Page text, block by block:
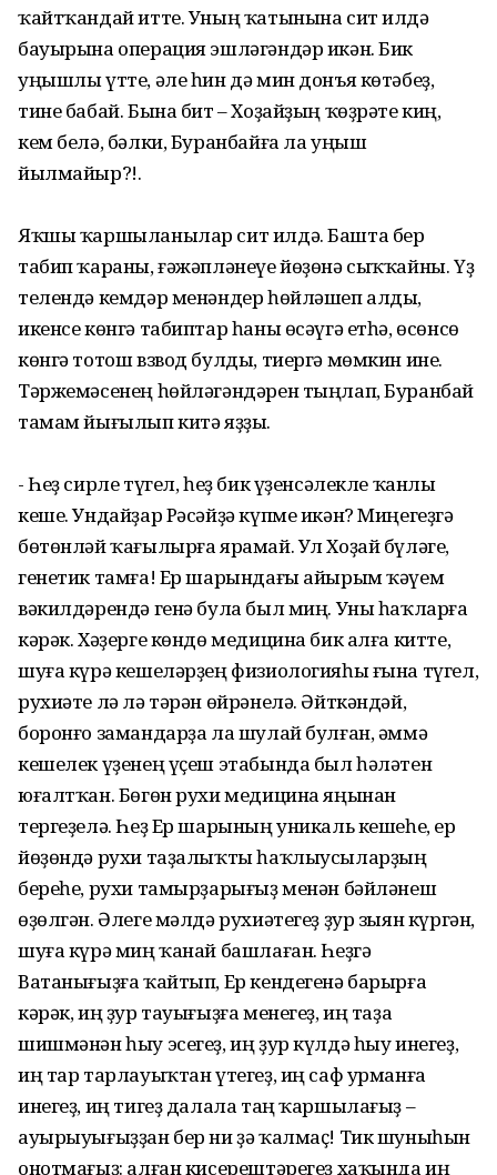
ҡайтҡандай итте. Уның ҡатынына сит илдә
бауырына операция эшләгәндәр икән. Бик
уңышлы үтте, әле һин дә мин донъя көтәбеҙ,
тине бабай. Бына бит – Хоҙайҙың ҡөҙрәте киң,
кем белә, бәлки, Буранбайға ла уңыш
йылмайыр?!.
Яҡшы ҡаршыланылар сит илдә. Башта бер
табип ҡараны, ғәжәпләнеүе йөҙөнә сыҡҡайны. Үҙ
телендә кемдәр менәндер һөйләшеп алды,
икенсе көнгә табиптар һаны өсәүгә етһә, өсөнсө
көнгә тотош взвод булды, тиергә мөмкин ине.
Тәржемәсенең һөйләгәндәрен тыңлап, Буранбай
тамам йығылып китә яҙҙы.
- Һеҙ сирле түгел, һеҙ бик үҙенсәлекле ҡанлы
кеше. Ундайҙар Рәсәйҙә күпме икән? Миңегеҙгә
бөтөнләй ҡағылырға ярамай. Ул Хоҙай бүләге,
генетик тамға! Ер шарындағы айырым ҡәүем
вәкилдәрендә генә була был миң. Уны һаҡларға
кәрәк. Хәҙерге көндө медицина бик алға китте,
шуға күрә кешеләрҙең физиологияһы ғына түгел,
рухиәте лә лә тәрән өйрәнелә. Әйткәндәй,
боронғо замандарҙа ла шулай булған, әммә
кешелек үҙенең үҫеш этабында был һәләтен
юғалтҡан. Бөгөн рухи медицина яңынан
тергеҙелә. Һеҙ Ер шарының уникаль кешеһе, ер
йөҙөндә рухи таҙалыҡты һаҡлыусыларҙың
береһе, рухи тамырҙарығыҙ менән бәйләнеш
өҙөлгән. Әлеге мәлдә рухиәтегеҙ ҙур зыян күргән,
шуға күрә миң ҡанай башлаған. Һеҙгә
Ватанығыҙға ҡайтып, Ер кендегенә барырға
кәрәк, иң ҙур тауығыҙға менегеҙ, иң таҙа
шишмәнән һыу эсегеҙ, иң ҙур күлдә һыу инегеҙ,
иң тар тарлауыҡтан үтегеҙ, иң саф урманға
инегеҙ, иң тигеҙ далала таң ҡаршылағыҙ –
ауырыуығыҙҙан бер ни ҙә ҡалмаҫ! Тик шуныһын
онотмағыҙ: алған кисерештәрегеҙ хаҡында иң